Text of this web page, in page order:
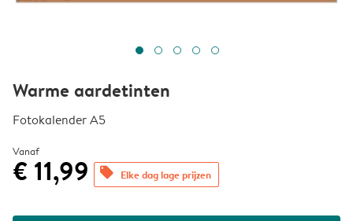
Warme aardetinten
Fotokalender A5
Vanaf
€ 11,99 offers Elke dag lage prijzen